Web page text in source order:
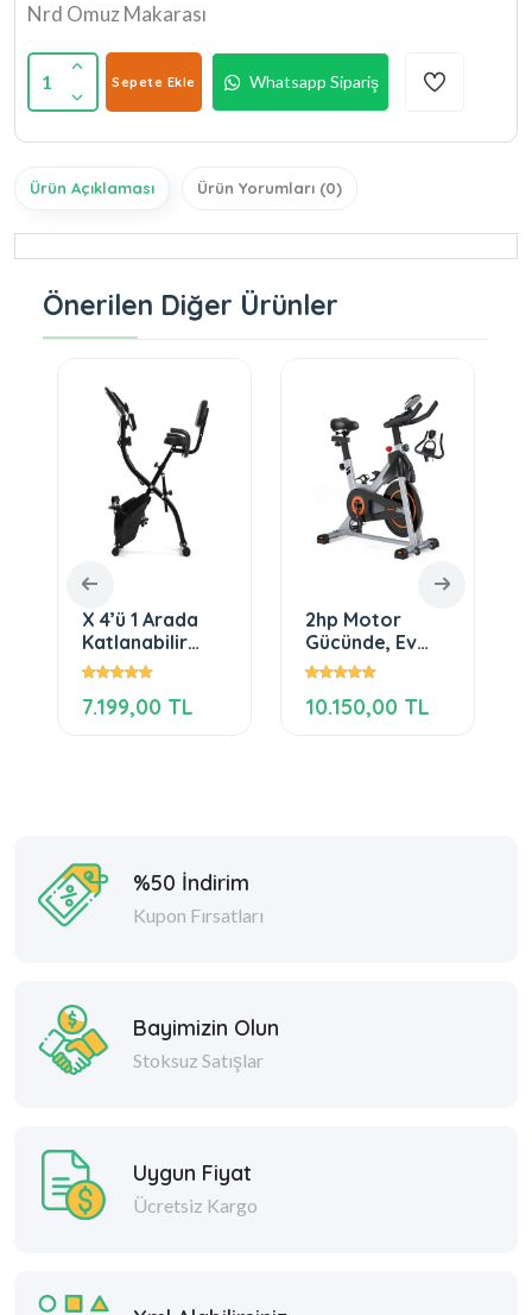
Nrd Omuz Makarası
1 Sepete Ekle Whatsapp Sipariş
Ürün Açıklaması Ürün Yorumları (0)
Önerilen Diğer Ürünler
X 4’ü 1 Arada
Katlanabilir
Manyetik
Bisikleti Sessiz
7.199,00 TL
2hp Motor
Gücünde, Ev
Tipi
Egzersiz
10.150,00 TL
%50 İndirim
Kupon Fırsatları
Bayimizin Olun
Stoksuz Satışlar
Uygun Fiyat
Ücretsiz Kargo